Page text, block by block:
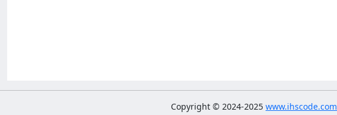
Copyright © 2024-2025 www.ihscode.com